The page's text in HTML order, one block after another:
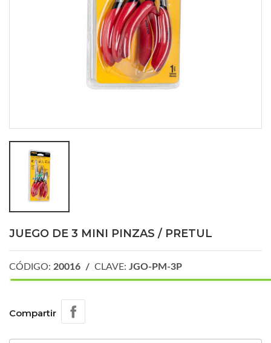
JUEGO DE 3 MINI PINZAS / PRETUL
CÓDIGO: 20016 / CLAVE: JGO-PM-3P
Compartir